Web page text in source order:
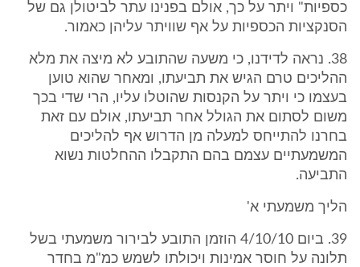
כספיות" ויתר על כך, אולם בפנינו עתר לביטולן גם של
הסנקציות הכספיות על אף שוויתר עליהן כאמור.
38. נראה לדידנו, כי משעה שהתובע לא מיצה את מלא
ההליכים טרם הגיש את תביעתו, ומאחר שהוא טוען
בעצמו כי ויתר על הקנסות שהוטלו עליו, הרי שדי בכך
משום לסתום את הגולל אחר תביעתו, אולם עם זאת
בחרנו להתייחס למעלה מן הדרוש אף להליכים
המשמעתיים עצמם בהם התקבלו ההחלטות נשוא
התביעה.
הליך משמעתי א'
39. ביום 4/10/10 הוזמן התובע לבירור משמעתי בשל
תלונה על חוסר אמינות ויכולתו לשמש כמ"מ בחדר